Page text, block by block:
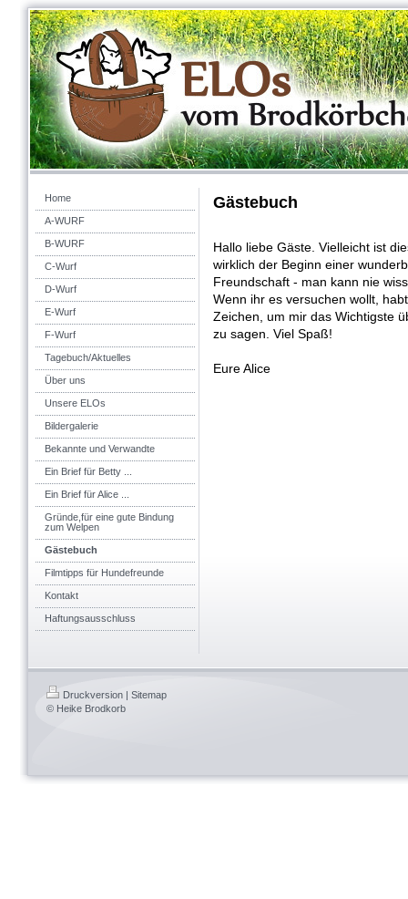
Home
A-WURF
B-WURF
C-Wurf
D-Wurf
E-Wurf
F-Wurf
Tagebuch/Aktuelles
Über uns
Unsere ELOs
Bildergalerie
Bekannte und Verwandte
Ein Brief für Betty ...
Ein Brief für Alice ...
Gründe,für eine gute Bindung
zum Welpen
Gästebuch
Filmtipps für Hundefreunde
Kontakt
Haftungsausschluss
Gästebuch
Hallo liebe Gäste. Vielleicht ist
wirklich der Beginn einer
Freundschaft - man kann nie
Wenn ihr es versuchen wollt,
Zeichen, um mir das Wichtigste
zu sagen. Viel Spaß!
Eure Alice
Druckversion | Sitemap
© Heike Brodkorb